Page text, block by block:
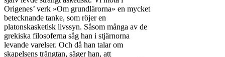
Origenes’ verk »Om grundlärorna» en mycket
betecknande tanke, som röjer en
platonskasketisk livssyn. Såsom många av de
grekiska filosoferna såg han i stjärnorna
levande varelser. Och då han talar om
skapelsens trängtan, säger han, att